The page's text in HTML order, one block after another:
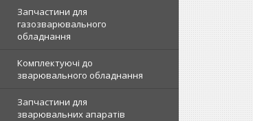
Запчастини для
газозварювального
обладнання
Комплектуючі до
зварювального обладнання
Запчастини для
зварювальних апаратів